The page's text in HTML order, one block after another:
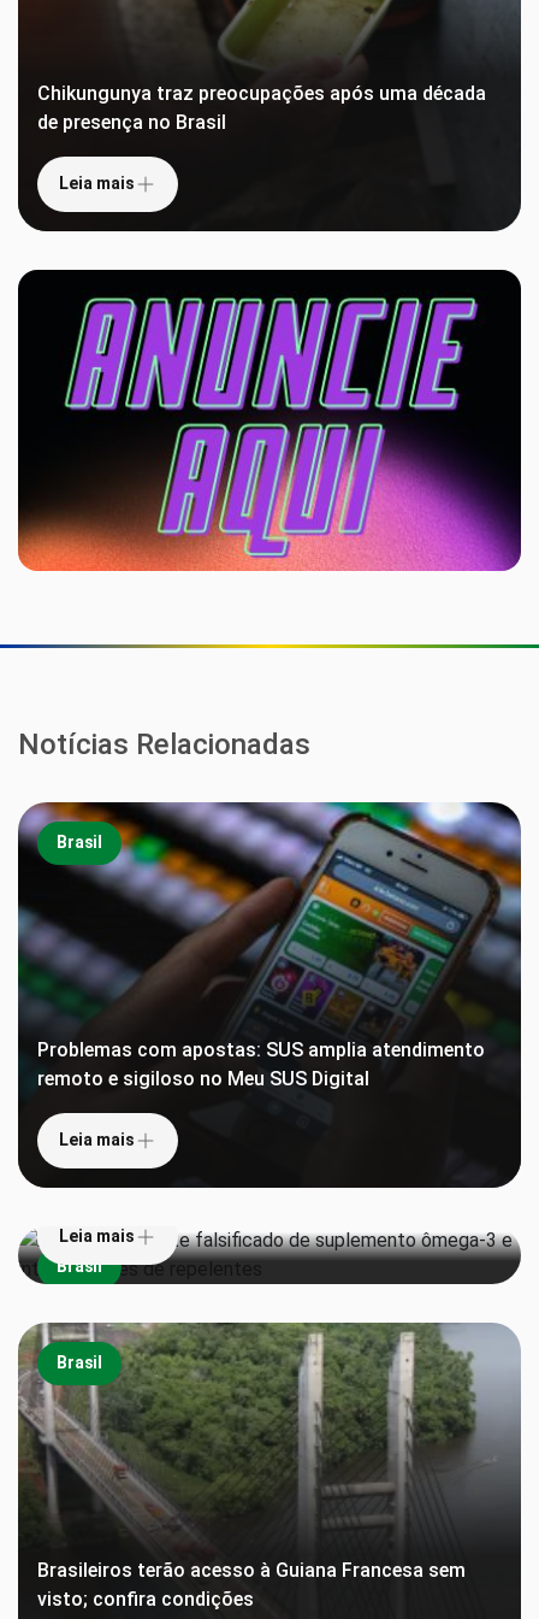
Chikungunya traz preocupações após uma década
de presença no Brasil
Leia mais
Notícias Relacionadas
Brasil
Problemas com apostas: SUS amplia atendimento
remoto e sigiloso no Meu SUS Digital
Leia mais
Brasil
Anvisa proíbe lote falsificado de suplemento
ômega-3 e interdita lotes de repelentes
Leia mais
Brasil
Brasileiros terão acesso à Guiana Francesa sem
visto; confira condições